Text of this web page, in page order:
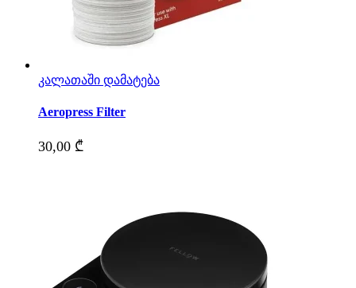
კალათაში დამატება
Aeropress Filter
30,00 ₾